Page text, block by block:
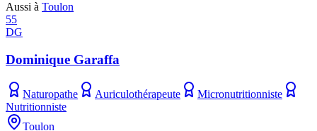
Aussi à Toulon
55
DG
Dominique Garaffa
Naturopathe Auriculothérapeute
Micronutritionniste
Nutritionniste
Toulon